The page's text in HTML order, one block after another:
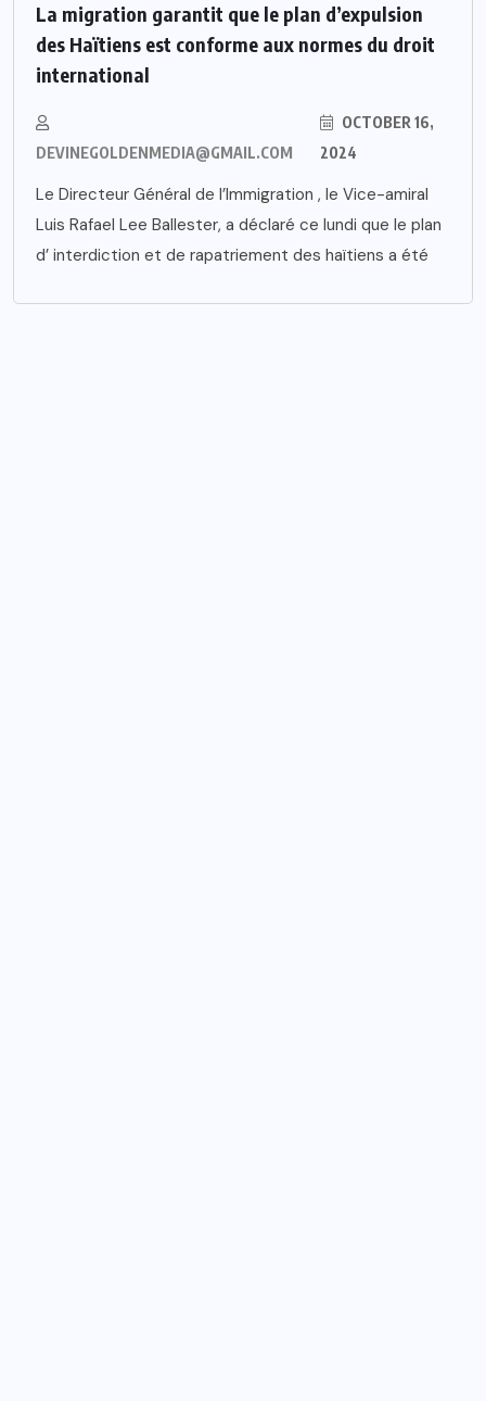
La migration garantit que le plan d’expulsion
des Haïtiens est conforme aux normes du droit
international
DEVINEGOLDENMEDIA@GMAIL.COM
OCTOBER 16,
2024
Le Directeur Général de l’Immigration , le Vice-amiral
Luis Rafael Lee Ballester, a déclaré ce lundi que le plan
d’ interdiction et de rapatriement des haïtiens a été